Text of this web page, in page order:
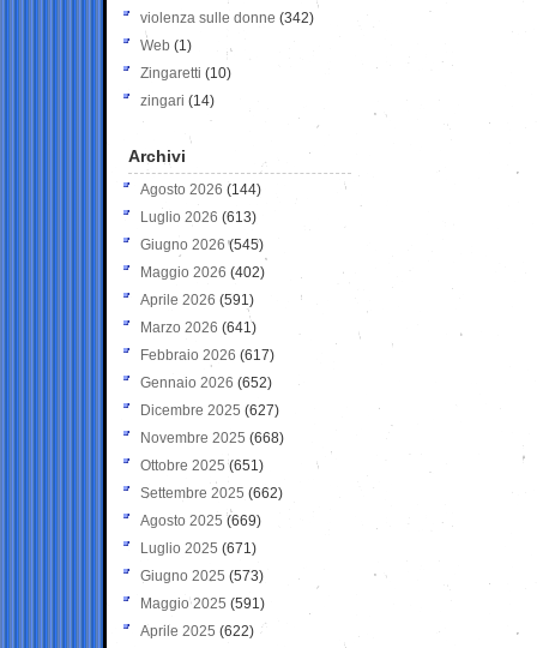
violenza sulle donne (342)
Web (1)
Zingaretti (10)
zingari (14)
Archivi
Agosto 2026 (144)
Luglio 2026 (613)
Giugno 2026 (545)
Maggio 2026 (402)
Aprile 2026 (591)
Marzo 2026 (641)
Febbraio 2026 (617)
Gennaio 2026 (652)
Dicembre 2025 (627)
Novembre 2025 (668)
Ottobre 2025 (651)
Settembre 2025 (662)
Agosto 2025 (669)
Luglio 2025 (671)
Giugno 2025 (573)
Maggio 2025 (591)
Aprile 2025 (622)